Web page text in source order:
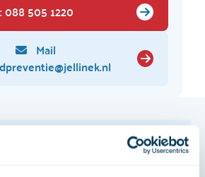
088 505 1220
Mail
deze pagina?